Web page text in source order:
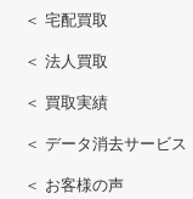
＜ 宅配買取
＜ 法人買取
＜ 買取実績
＜ データ消去サービス
＜ お客様の声